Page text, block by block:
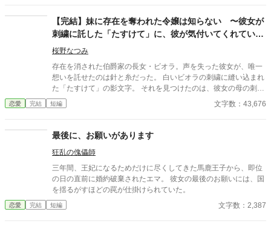
【完結】妹に存在を奪われた令嬢は知らない 〜彼女が
刺繍に託した「たすけて」に、彼が気付いてくれていた
ことを〜
桜野なつみ
存在を消された伯爵家の長女・ビオラ。声を失った彼女が、唯一
想いを託せたのは針と糸だった。 白いビオラの刺繍に縫い込まれ
た「たすけて」の影文字。 それを見つけたのは、彼女の母の刺繍
に人生を変えられた青年だった──。 言葉を失った少女と、針の
声を聴く男が紡ぐ、静かな愛の物語。
恋愛 完結 短編 文字数：43,676
最後に、お願いがあります
狂乱の傀儡師
三年間、王妃になるためだけに尽くしてきた馬鹿王子から、即位
の日の直前に婚約破棄されたエマ。 彼女の最後のお願いには、国
を揺るがすほどの罠が仕掛けられていた。
恋愛 完結 短編 文字数：2,387